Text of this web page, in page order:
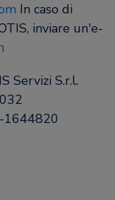
In caso di
inviare un'e-
Servizi S.r.l.
1644820